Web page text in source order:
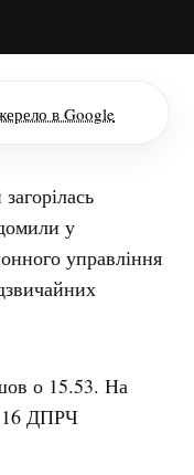
в Google
у
управління
о 15.53. На
16 ДПРЧ